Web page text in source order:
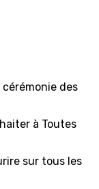
des
à Toutes
sur tous les